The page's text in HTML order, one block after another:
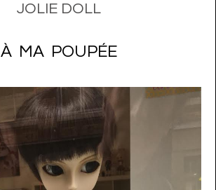
JOLIE DOLL
À MA POUPÉE